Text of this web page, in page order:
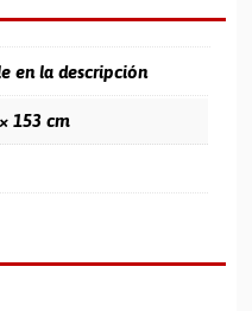
en la descripción
153 cm